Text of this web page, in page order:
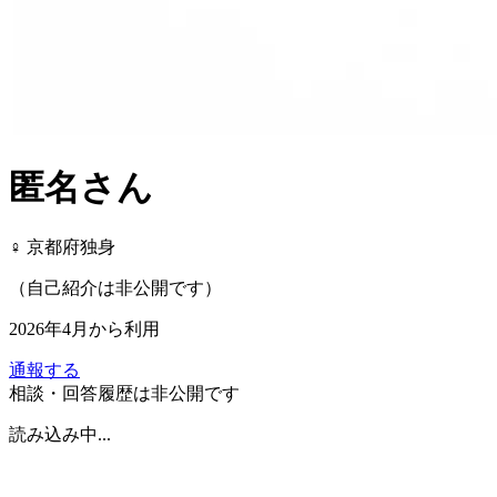
匿名 さん
♀ 京都府独身
（自己紹介は非公開です）
2026年4月 から利用
通報する
相談・回答履歴は非公開です
読み込み中...